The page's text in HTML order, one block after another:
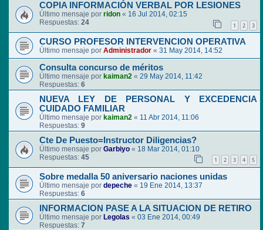
COPIA INFORMACIÓN VERBAL POR LESIONES
Último mensaje por ridon « 16 Jul 2014, 02:15
Respuestas: 24 1 2 3
CURSO PROFESOR INTERVENCION OPERATIVA
Último mensaje por Administrador « 31 May 2014, 14:52
Consulta concurso de méritos
Último mensaje por kaiman2 « 29 May 2014, 11:42
Respuestas: 6
NUEVA LEY DE PERSONAL Y EXCEDENCIA
CUIDADO FAMILIAR
Último mensaje por kaiman2 « 11 Abr 2014, 11:06
Respuestas: 9
Cte De Puesto=Instructor Diligencias?
Último mensaje por Garbiyo « 18 Mar 2014, 01:10
Respuestas: 45 1 2 3 4 5
Sobre medalla 50 aniversario naciones unidas
Último mensaje por depeche « 19 Ene 2014, 13:37
Respuestas: 6
INFORMACION PASE A LA SITUACION DE RETIRO
Último mensaje por Legolas « 03 Ene 2014, 00:49
Respuestas: 7